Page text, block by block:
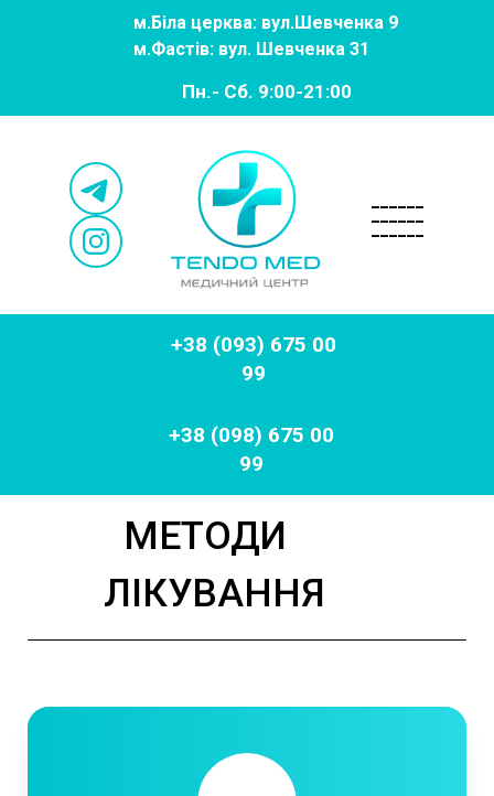
м.Біла церква: вул.Шевченка 9
м.Фастів: вул. Шевченка 31
Пн.- Сб. 9:00-21:00
______
______
+38 (093) 675 00
99
+38 (098) 675 00
99
МЕТОДИ
ЛІКУВАННЯ